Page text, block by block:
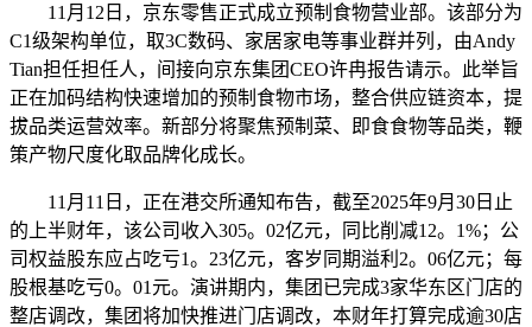
11月12日，京东零售正式成立预制食物营业部。该部分为
C1级架构单位，取3C数码、家居家电等事业群并列，由Andy
Tian担任担任人，间接向京东集团CEO许冉报告请示。此举旨
正在加码结构快速增加的预制食物市场，整合供应链资本，提
拔品类运营效率。新部分将聚焦预制菜、即食食物等品类，鞭
策产物尺度化取品牌化成长。
11月11日，正在港交所通知布告，截至2025年9月30日止
的上半财年，该公司收入305。02亿元，同比削减12。1%；公
司权益股东应占吃亏1。23亿元，客岁同期溢利2。06亿元；每
股根基吃亏0。01元。演讲期内，集团已完成3家华东区门店的
整店调改，集团将加快推进门店调改，本财年打算完成逾30店